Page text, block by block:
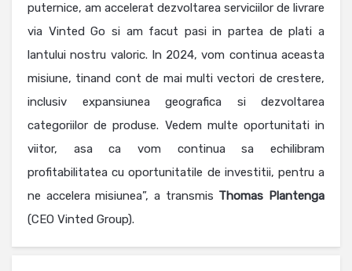
puternice, am accelerat dezvoltarea serviciilor de livrare
via Vinted Go si am facut pasi in partea de plati a
lantului nostru valoric. In 2024, vom continua aceasta
misiune, tinand cont de mai multi vectori de crestere,
inclusiv expansiunea geografica si dezvoltarea
categoriilor de produse. Vedem multe oportunitati in
viitor, asa ca vom continua sa echilibram
profitabilitatea cu oportunitatile de investitii, pentru a
ne accelera misiunea”, a transmis Thomas Plantenga
(CEO Vinted Group).